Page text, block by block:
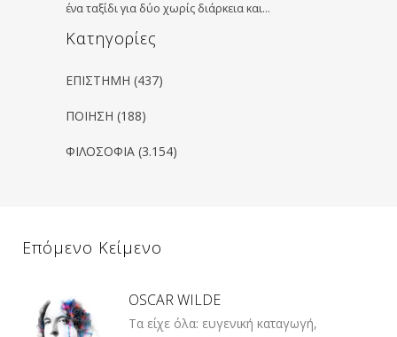
ένα ταξίδι για δύο χωρίς διάρκεια και…
Kατηγορίες
ΕΠΙΣΤΗΜΗ (437)
ΠΟΙΗΣΗ (188)
ΦΙΛΟΣΟΦΙΑ (3.154)
Επόμενο Κείμενο
OSCAR WILDE
Τα είχε όλα: ευγενική καταγωγή,